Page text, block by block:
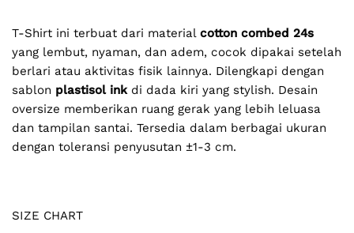
T-Shirt ini terbuat dari material cotton combed 24s
yang lembut, nyaman, dan adem, cocok dipakai setelah
berlari atau aktivitas fisik lainnya. Dilengkapi dengan
sablon plastisol inkdi dada kiri yang stylish. Desain
oversize memberikan ruang gerak yang lebih leluasa
dan tampilan santai. Tersedia dalam berbagai ukuran
dengan toleransi penyusutan ±1-3 cm.
SIZE CHART